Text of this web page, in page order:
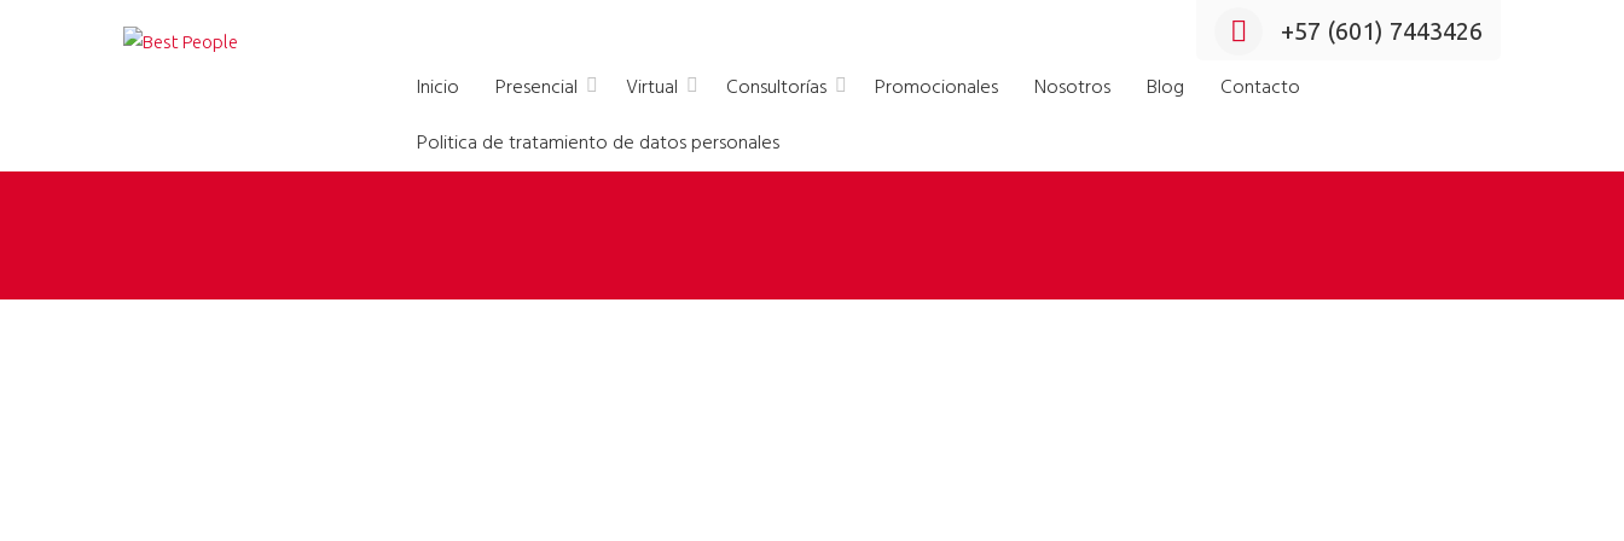
+57 (601) 7443426
Inicio Presencial Virtual Consultorías Promocionales Nosotros Blog
Contacto
Politica de tratamiento de datos personales